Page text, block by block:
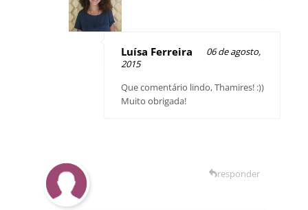
Luísa Ferreira
06 de agosto,
2015
Que comentário lindo, Thamires! :))
Muito obrigada!
responder